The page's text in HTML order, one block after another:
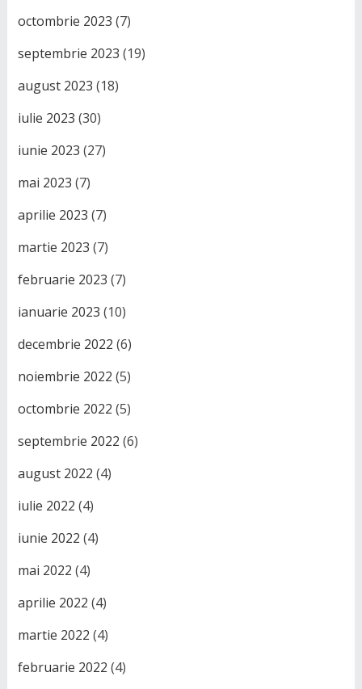
octombrie 2023 (7)
septembrie 2023 (19)
august 2023 (18)
iulie 2023 (30)
iunie 2023 (27)
mai 2023 (7)
aprilie 2023 (7)
martie 2023 (7)
februarie 2023 (7)
ianuarie 2023 (10)
decembrie 2022 (6)
noiembrie 2022 (5)
octombrie 2022 (5)
septembrie 2022 (6)
august 2022 (4)
iulie 2022 (4)
iunie 2022 (4)
mai 2022 (4)
aprilie 2022 (4)
martie 2022 (4)
februarie 2022 (4)